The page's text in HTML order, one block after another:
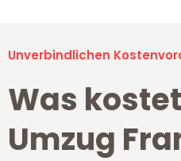
Unverbindlichen
Was
Umzug